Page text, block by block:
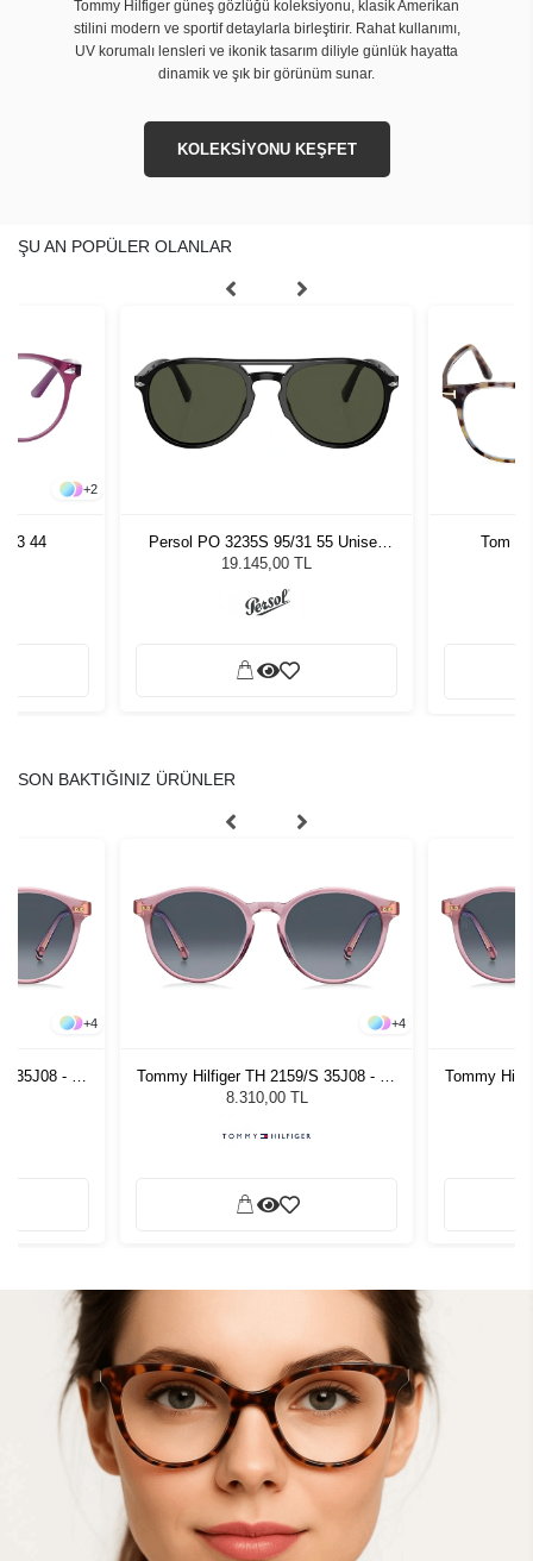
Tommy Hilfiger güneş gözlüğü koleksiyonu, klasik Amerikan
stilini modern ve sportif detaylarla birleştirir. Rahat kullanımı,
UV korumalı lensleri ve ikonik tasarım diliyle günlük hayatta
dinamik ve şık bir görünüm sunar.
KOLEKSİYONU KEŞFET
ŞU AN POPÜLER OLANLAR
+2
44
Persol PO 3235S 95/31 55 Unisex
Güneş Gözlüğü
19.145,00 TL
Tom
SON BAKTIĞINIZ ÜRÜNLER
+4
35J08 - 52
+4
Tommy Hilfiger TH 2159/S 35J08 - 52
Kadın Güneş Gözlüğü
8.310,00 TL
Tommy